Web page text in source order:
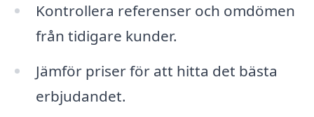
Kontrollera referenser och omdömen
från tidigare kunder.
Jämför priser för att hitta det bästa
erbjudandet.